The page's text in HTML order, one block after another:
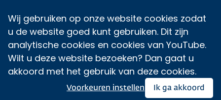
Wij gebruiken op onze website cookies zodat
u de website goed kunt gebruiken. Dit zijn
analytische cookies en cookies van YouTube.
Wilt u deze website bezoeken? Dan gaat u
akkoord met het gebruik van deze cookies.
Ik ga akkoord
Voorkeuren instellen